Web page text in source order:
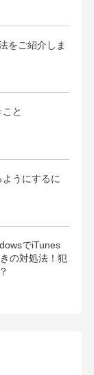
をご紹介しま
と
うにするに
でiTunes
の対処法！犯